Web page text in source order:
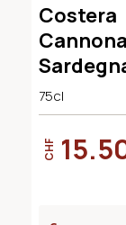
Costera
Cantina
Argiolas
75cl
CHF